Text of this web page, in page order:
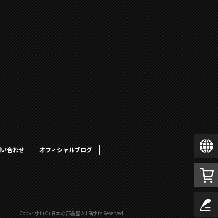
合わせ オフィシャルブログ
Copyright (C) 日本の部品屋 All Rights Reserved.